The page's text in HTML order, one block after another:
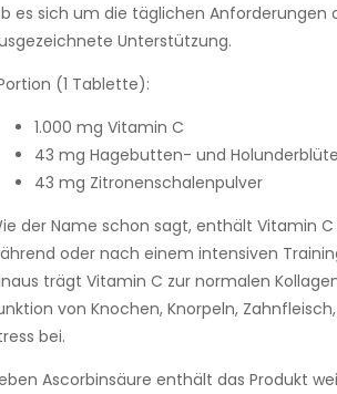
es sich um die täglichen
Unterstützung.
(1 Tablette):
1.000 mg Vitamin C
43 mg Hagebutten- und
43 mg Zitronenschalenpulver
der Name schon sagt, enthält Vitamin
oder nach einem intensiven
trägt Vitamin C zur normalen
von Knochen, Knorpeln,
bei.
Ascorbinsäure enthält das Produkt